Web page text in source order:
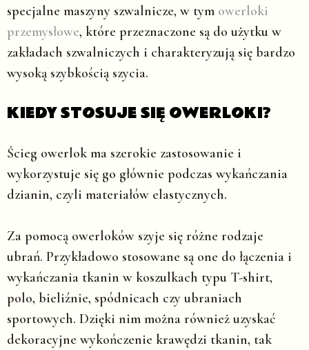
specjalne maszyny szwalnicze, w tym owerloki
przemysłowe, które przeznaczone są do użytku w
zakładach szwalniczych i charakteryzują się bardzo
wysoką szybkością szycia.
KIEDY STOSUJE SIĘ OWERLOKI?
Ścieg owerlok ma szerokie zastosowanie i
wykorzystuje się go głównie podczas wykańczania
dzianin, czyli materiałów elastycznych.
Za pomocą owerloków szyje się różne rodzaje
ubrań. Przykładowo stosowane są one do łączenia i
wykańczania tkanin w koszulkach typu T-shirt,
polo, bieliźnie, spódnicach czy ubraniach
sportowych. Dzięki nim można również uzyskać
dekoracyjne wykończenie krawędzi tkanin, tak